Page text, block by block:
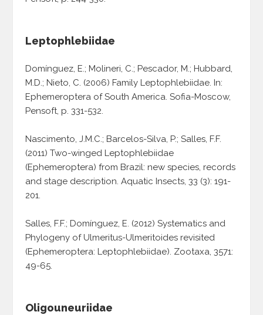
Leptophlebiidae
Domínguez, E.; Molineri, C.; Pescador, M.; Hubbard,
M.D.; Nieto, C. (2006) Family Leptophlebiidae. In:
Ephemeroptera of South America. Sofia-Moscow,
Pensoft, p. 331-532.
Nascimento, J.M.C.; Barcelos-Silva, P.; Salles, F.F.
(2011) Two-winged Leptophlebiidae
(Ephemeroptera) from Brazil: new species, records
and stage description. Aquatic Insects, 33 (3): 191-
201.
Salles, F.F.; Domínguez, E. (2012) Systematics and
Phylogeny of Ulmeritus-Ulmeritoides revisited
(Ephemeroptera: Leptophlebiidae). Zootaxa, 3571:
49-65.
Oligouneuriidae